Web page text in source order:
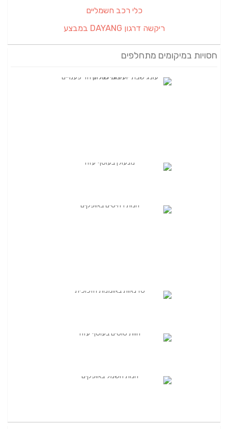
כלי רכב חשמליים
ריקשה דרגון DAYANG במבצע
חסויות במיקומים מתחלפים